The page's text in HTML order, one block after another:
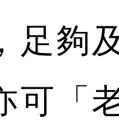
足夠
可「